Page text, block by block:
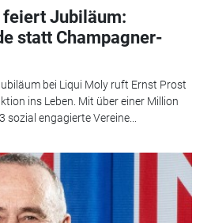
Jubiläum:
statt Champagner-
bei Liqui Moly ruft Ernst Prost
ins Leben. Mit über einer Million
sozial engagierte Vereine...